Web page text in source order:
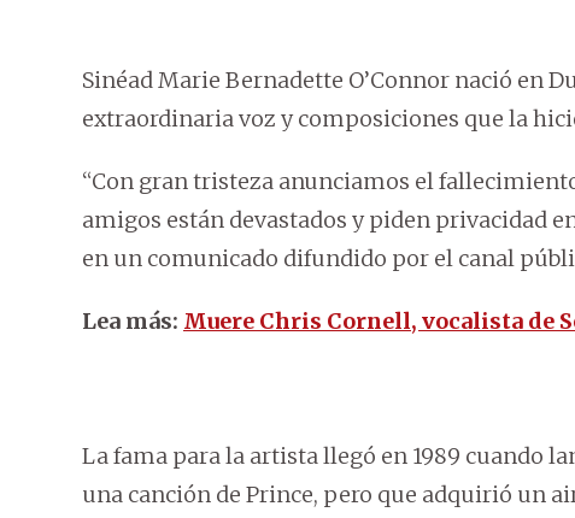
Sinéad Marie Bernadette O’Connor nació en
extraordinaria voz y composiciones que la
“Con gran tristeza anunciamos el
amigos están devastados y piden privacidad
en un comunicado difundido por el canal
Lea más: Muere Chris Cornell, vocalista de
La fama para la artista llegó en 1989 cuando
una canción de Prince, pero que adquirió un